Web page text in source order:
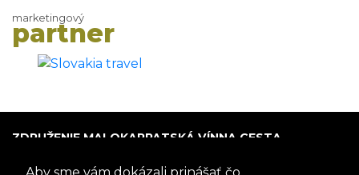
marketingový
partner
ZDRUŽENIE MALOKARPATSKÁ VÍNNA CESTA